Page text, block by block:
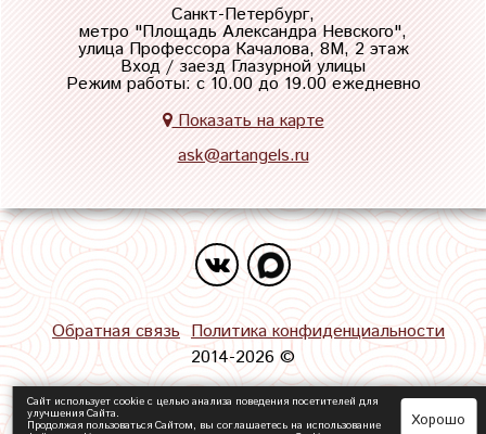
Санкт-Петербург,
метро "Площадь Александра Невского",
улица Профессора Качалова, 8М, 2 этаж
Вход / заезд Глазурной улицы
Режим работы: с 10.00 до 19.00 ежедневно
Показать на карте
ask@artangels.ru
Обратная связь Политика конфиденциальности
2014-2026 ©
Сайт использует cookie с целью анализа поведения посетителей для
улучшения Сайта.
Продолжая пользоваться Сайтом, вы соглашаетесь на использование Хорошо